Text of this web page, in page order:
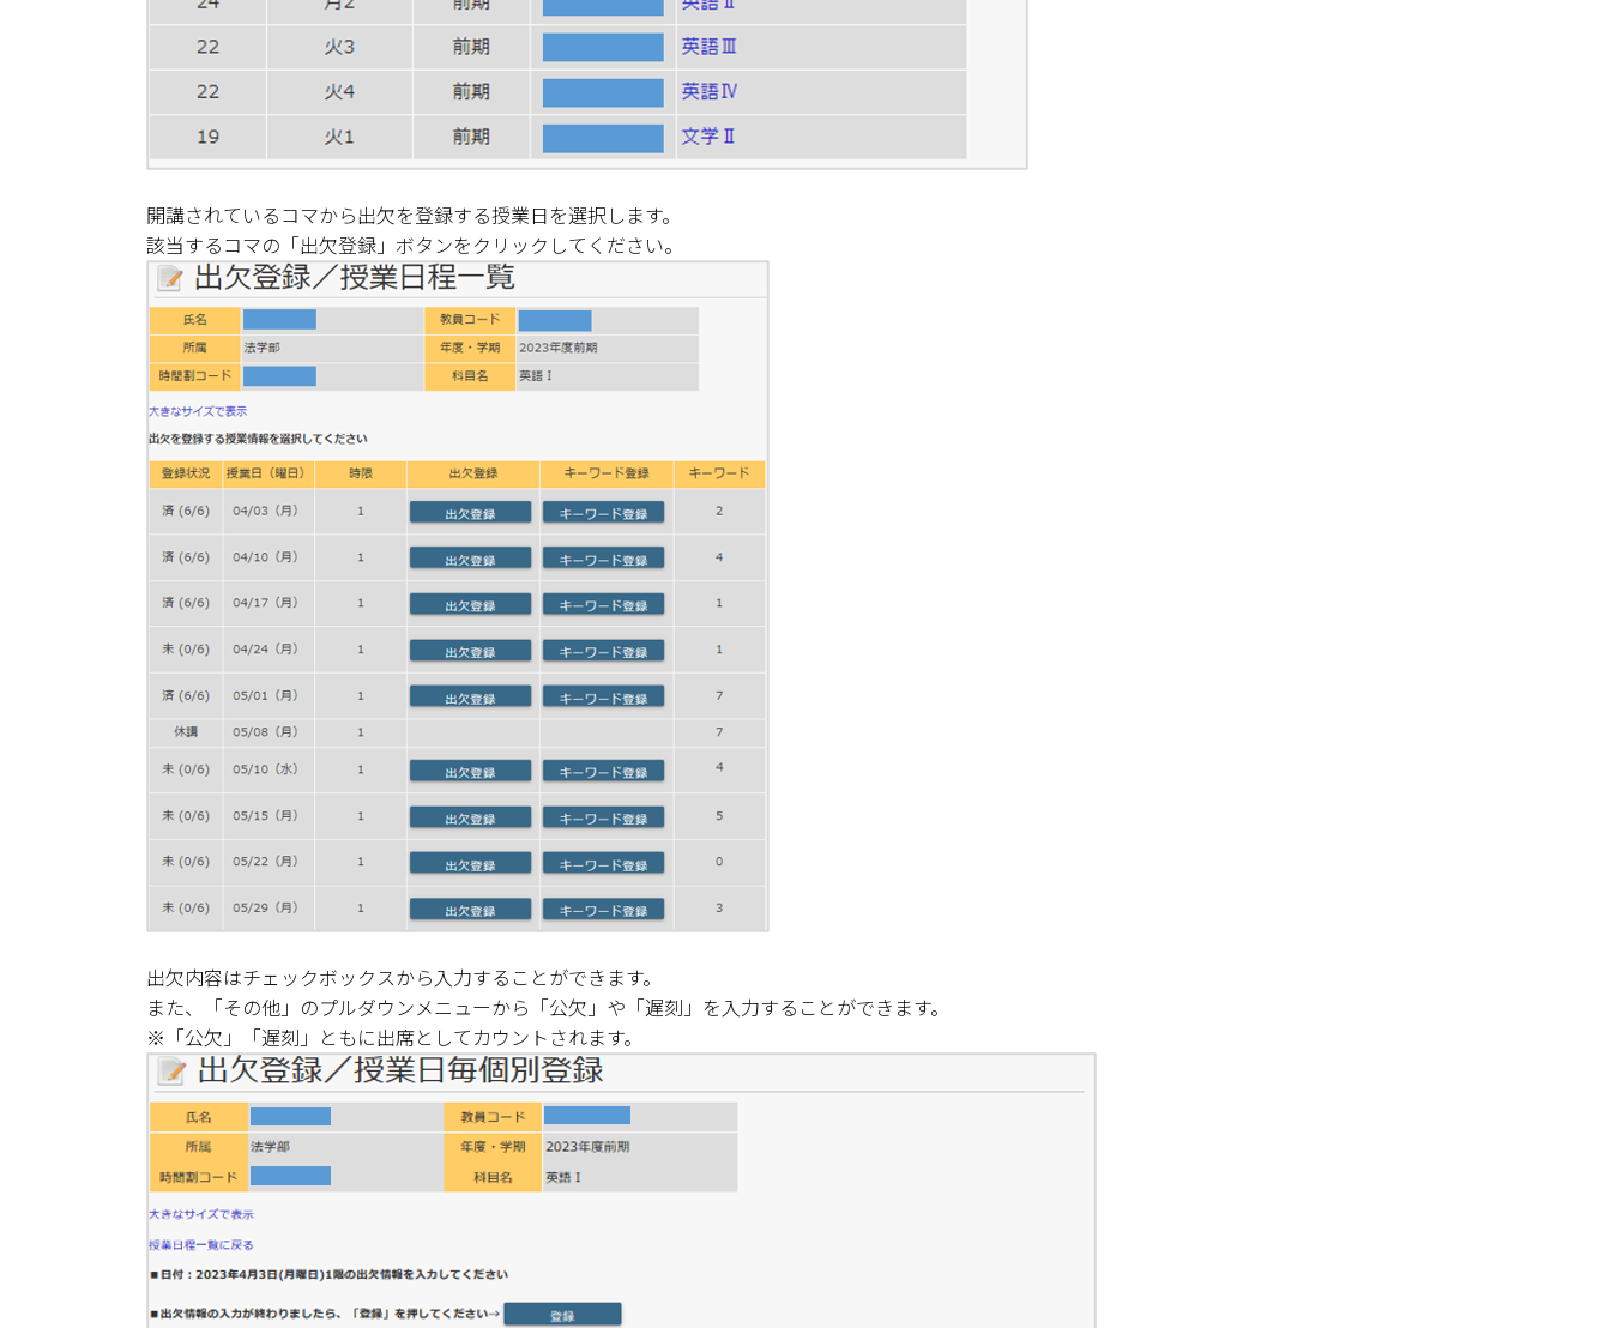
開講されているコマから出欠を登録する授業日を選択します。
該当するコマの「出欠登録」ボタンをクリックしてください。
出欠内容はチェックボックスから入力することができます。
また、「その他」のプルダウンメニューから「公欠」や「遅刻」を入力することができます。
※「公欠」「遅刻」ともに出席としてカウントされます。